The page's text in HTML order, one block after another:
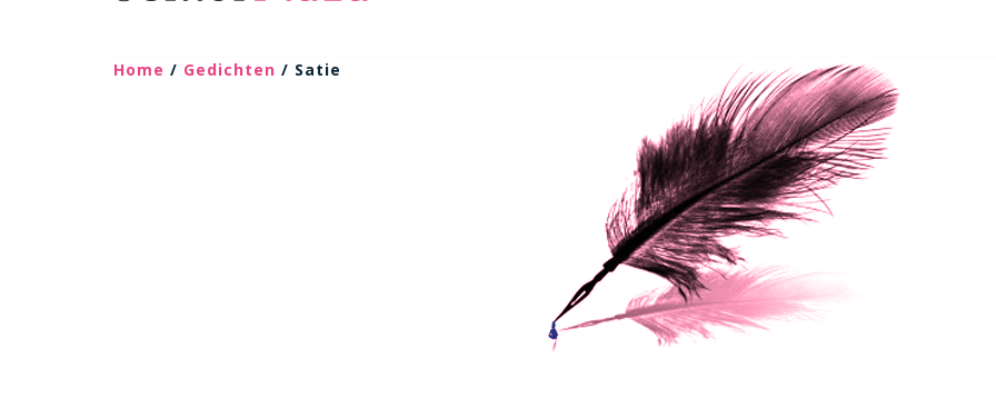
Home / Gedichten / Satie